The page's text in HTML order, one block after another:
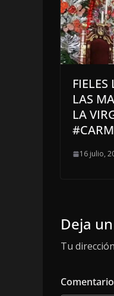
LAS
LA
16 julio,
Deja
Tu
Comentario